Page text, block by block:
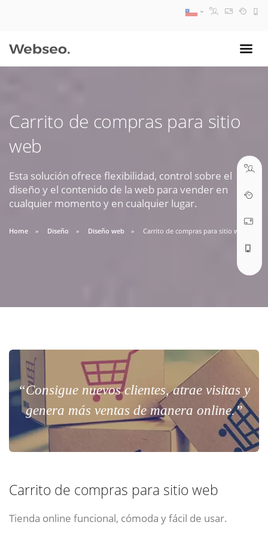
Carrito de compras para sitio
web
Esta solución ofrece flexibilidad, control sobre el
diseño y el contenido de la web para vender en
cualquier momento y en cualquier lugar.
Home Diseño Diseño web Carrito de compras para sitio web
“Consigue nuevos clientes, atrae visitas y
genera más ventas de manera online.”
Carrito de compras para sitio web
Tienda online funcional, cómoda y fácil de usar.
09:30 AM A 18:30 PM
ABRIR TICKET